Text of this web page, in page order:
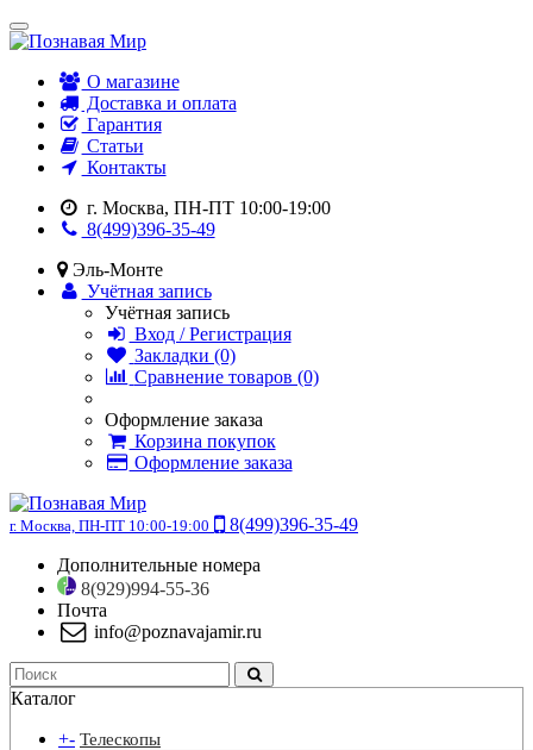
О магазине
Доставка и оплата
Гарантия
Статьи
Контакты
г. Москва, ПН-ПТ 10:00-19:00
8(499)396-35-49
Эль-Монте
Учётная запись
Учётная запись
Вход / Регистрация
Закладки (0)
Сравнение товаров (0)
Оформление заказа
Корзина покупок
Оформление заказа
г. Москва, ПН-ПТ 10:00-19:00
8(499)396-35-49
Дополнительные номера
8(929)994-55-36
Почта
info@poznavajamir.ru
Каталог
+- Телескопы